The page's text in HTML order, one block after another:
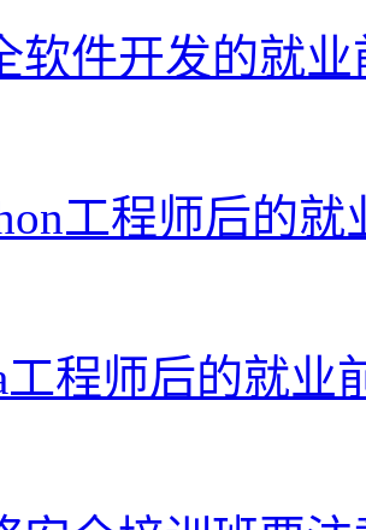
软件开发的就业
工程师后的就
工程师后的就业